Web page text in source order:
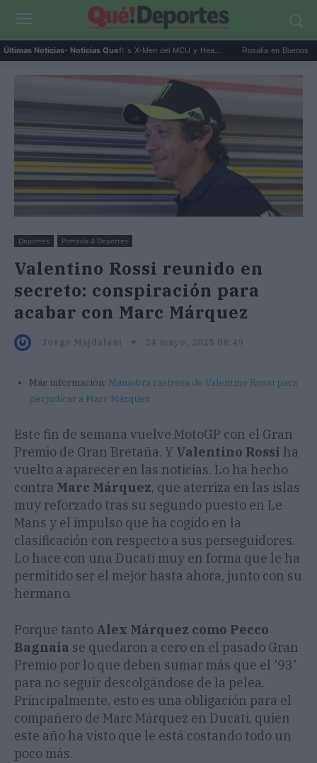
Últimas Noticias- Noticias Que!:
será Cíclope en los X-Men del MCU y Hea... Rosalía en Buenos Aires:
Deportes Portada 4 Deportes
Valentino Rossi reunido en
secreto: conspiración para
acabar con Marc Márquez
Jorge Majdalani 24 mayo, 2025 08:49
Más información: Maniobra rastrera de Valentino Rossi para
perjudicar a Marc Márquez
Este fin de semana vuelve MotoGP con el Gran
Premio de Gran Bretaña. Y Valentino Rossi ha
vuelto a aparecer en las noticias. Lo ha hecho
contra Marc Márquez, que aterriza en las islas
muy reforzado tras su segundo puesto en Le
Mans y el impulso que ha cogido en la
clasificación con respecto a sus perseguidores.
Lo hace con una Ducati muy en forma que le ha
permitido ser el mejor hasta ahora, junto con su
hermano.
Porque tanto Alex Márquez como Pecco
Bagnaia se quedaron a cero en el pasado Gran
Premio por lo que deben sumar más que el '93'
para no seguir descolgándose de la pelea.
Principalmente, esto es una obligación para el
compañero de Marc Márquez en Ducati, quien
este año ha visto que le está costando todo un
poco más.